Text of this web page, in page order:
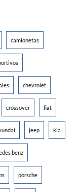
camionetas
chevrolet
crossover fiat
jeep kia
benz
porsche